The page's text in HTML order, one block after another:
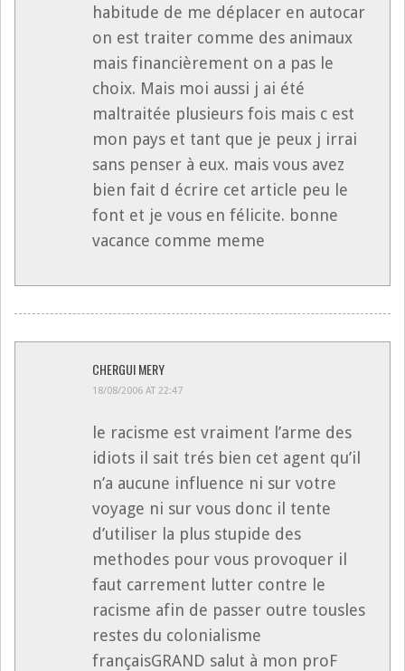
habitude de me déplacer en autocar
on est traiter comme des animaux
mais financièrement on a pas le
choix. Mais moi aussi j ai été
maltraitée plusieurs fois mais c est
mon pays et tant que je peux j irrai
sans penser à eux. mais vous avez
bien fait d écrire cet article peu le
font et je vous en félicite. bonne
vacance comme meme
CHERGUI MERY
18/08/2006 AT 22:47
le racisme est vraiment l’arme des
idiots il sait trés bien cet agent qu’il
n’a aucune influence ni sur votre
voyage ni sur vous donc il tente
d’utiliser la plus stupide des
methodes pour vous provoquer il
faut carrement lutter contre le
racisme afin de passer outre tousles
restes du colonialisme
françaisGRAND salut à mon proF